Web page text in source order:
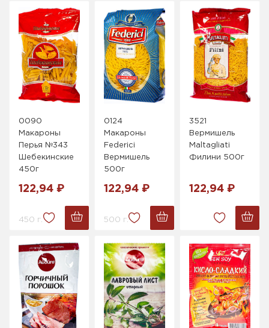
0090
Макароны
Перья №343
Шебекинские
450г
122,94 ₽
450 г.
0124
Макароны
Federici
Вермишель
500г
122,94 ₽
500 г.
3521
Вермишель
Maltagliati
Филини 500г
122,94 ₽